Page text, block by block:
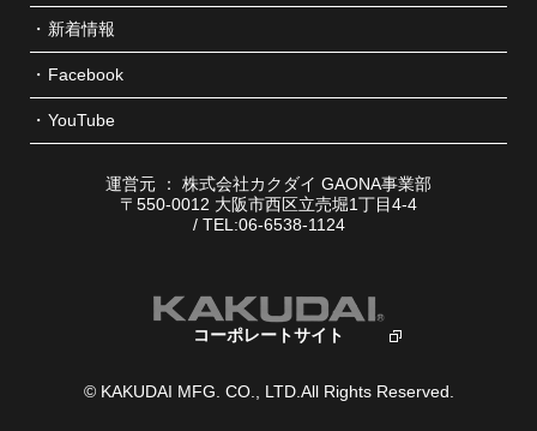
新着情報
Facebook
YouTube
運営元 ： 株式会社カクダイ GAONA事業部
〒550-0012 大阪市西区立売堀1丁目4-4
/ TEL:06-6538-1124
コーポレートサイト
© KAKUDAI MFG. CO., LTD.All Rights Reserved.